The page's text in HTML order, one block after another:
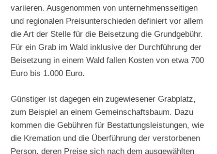
variieren. Ausgenommen von unternehmensseitigen
und regionalen Preisunterschieden definiert vor allem
die Art der Stelle für die Beisetzung die Grundgebühr.
Für ein Grab im Wald inklusive der Durchführung der
Beisetzung in einem Wald fallen Kosten von etwa 700
Euro bis 1.000 Euro.
Günstiger ist dagegen ein zugewiesener Grabplatz,
zum Beispiel an einem Gemeinschaftsbaum. Dazu
kommen die Gebühren für Bestattungsleistungen, wie
die Kremation und die Überführung der verstorbenen
Person, deren Preise sich nach dem ausgewählten